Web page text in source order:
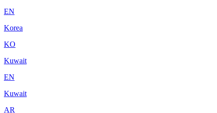
EN
Korea
KO
Kuwait
EN
Kuwait
AR